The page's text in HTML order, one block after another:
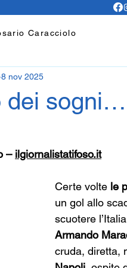
Caracciolo
dei
8 nov 2025
– ilgiornalistatifoso.it
Certe volte le
un gol allo
scuotere
Armando
cruda, diretta,